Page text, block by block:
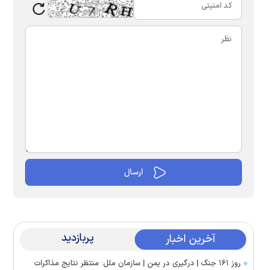
آخرین اخبار پربازدید
روز ۱۶۱ جنگ | درگیری در یمن | سازمان ملل: منتظر نتایج مذاکرات